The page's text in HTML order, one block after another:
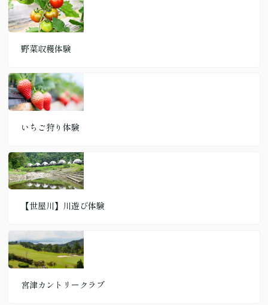
野菜収穫体験
いちご狩り体験
【世屋川】川遊び体験
宮津カントリークラブ